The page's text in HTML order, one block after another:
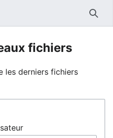
fichiers
les derniers fichiers